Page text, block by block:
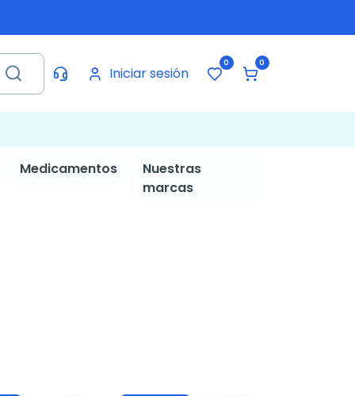
Iniciar sesión
0 0
Medicamentos
Nuestras
marcas